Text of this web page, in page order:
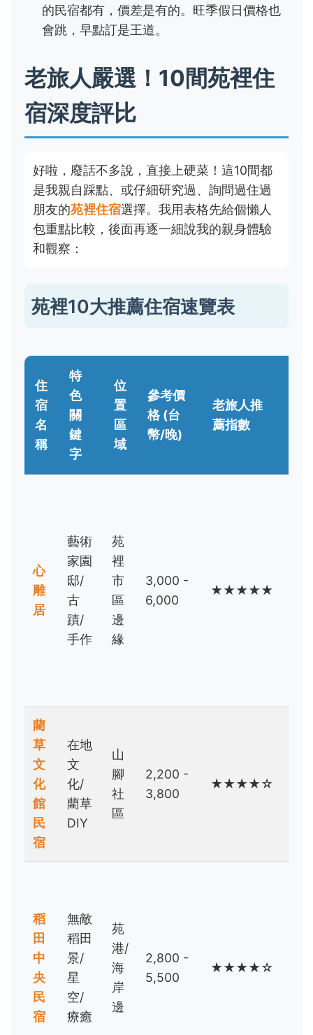
的民宿都有，價差是有的。旺季假日價格也
會跳，早點訂是王道。
老旅人嚴選！10間苑裡住
宿深度評比
好啦，廢話不多說，直接上硬菜！這10間都
是我親自踩點、或仔細研究過、詢問過住過
朋友的苑裡住宿選擇。我用表格先給個懶人
包重點比較，後面再逐一細說我的親身體驗
和觀察：
苑裡10大推薦住宿速覽表
住
宿
名
稱
特
色
關
鍵
字
位
置
區
域
參考價
格 (台
幣/晚)
老旅人推
薦指數
心
雕
居
藝術
家園
邸/
古
蹟/
手作
苑
裡
市
區
邊
緣
3,000 -
6,000
★★★★★
藺
草
文
化
館
民
宿
在地
文
化/
藺草
DIY
山
腳
社
區
2,200 -
3,800
★★★★☆
稻
田
中
央
民
宿
無敵
稻田
景/
星
空/
療癒
苑
港/
海
岸
邊
2,800 -
5,500
★★★★☆